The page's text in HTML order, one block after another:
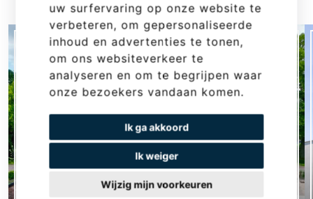
uw surfervaring op onze website te
verbeteren, om gepersonaliseerde
inhoud en advertenties te tonen,
om ons websiteverkeer te
analyseren en om te begrijpen waar
onze bezoekers vandaan komen.
Ik ga akkoord
Ik weiger
Wijzig mijn voorkeuren